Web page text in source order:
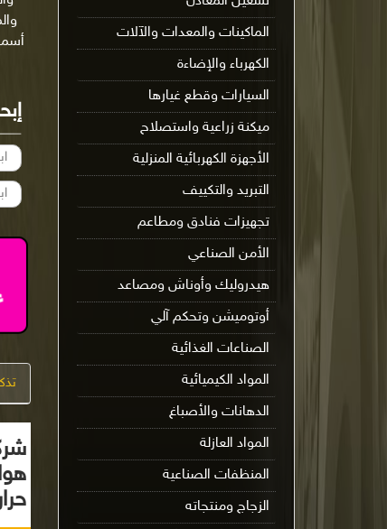
الماكينات والمعدات والآلات
الكهرباء والإضاءة
السيارات وقطع غيارها
ميكنة زراعية واستصلاح
الأجهزة الكهربائية المنزلية
التبريد والتكييف
تجهيزات فنادق ومطاعم
الأمن الصناعي
هيدروليك وأوناش ومصاعد
أوتوميشن وتحكم آلي
الصناعات الغذائية
المواد الكيميائية
الدهانات والأصباغ
المواد العازلة
المنظفات الصناعية
الزجاج ومنتجاته